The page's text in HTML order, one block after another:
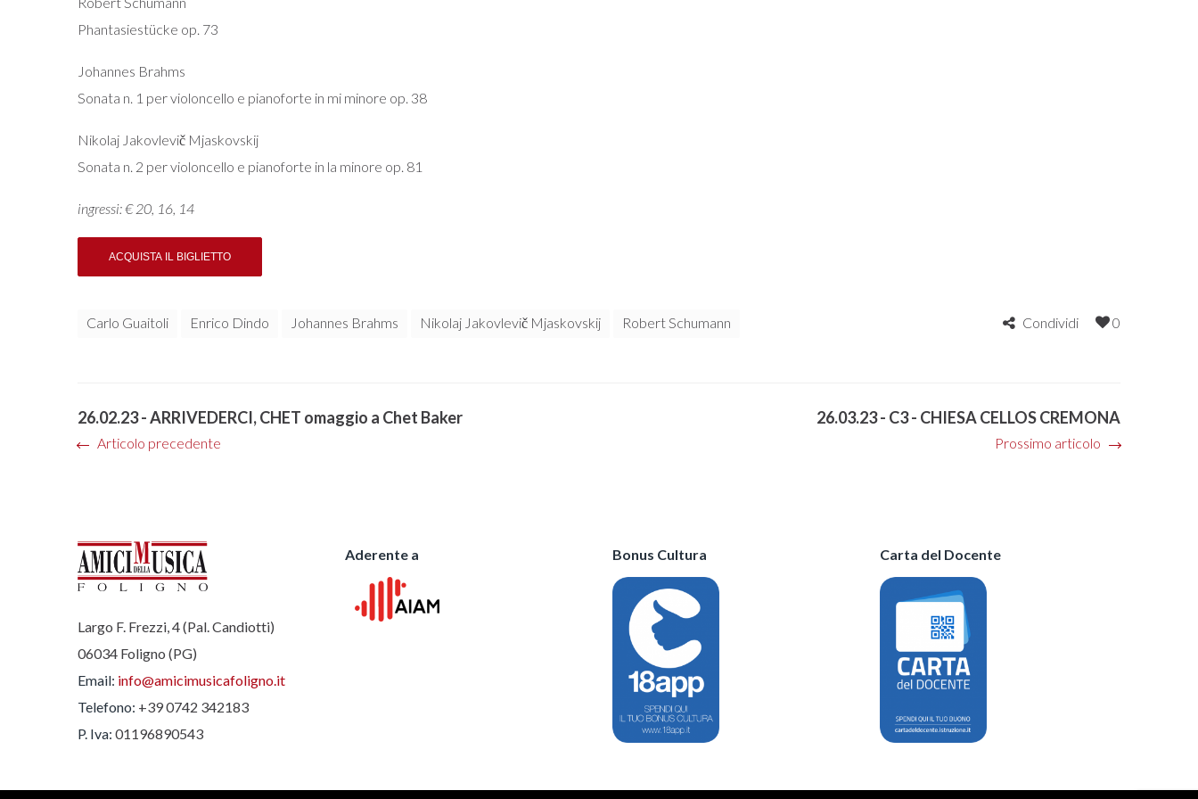
Phantasiestücke op. 73
Johannes Brahms
Sonata n. 1 per violoncello e pianoforte in mi minore op. 38
Nikolaj Jakovlevič Mjaskovskij
Sonata n. 2 per violoncello e pianoforte in la minore op. 81
ingressi: € 20, 16, 14
Carlo Guaitoli Enrico Dindo Johannes Brahms Nikolaj Jakovlevič Mjaskovskij Robert Schumann Condividi 0
26.02.23 - ARRIVEDERCI, CHET omaggio a Chet Baker
Articolo precedente
26.03.23 - C3 - CHIESA CELLOS CREMONA
Prossimo articolo
Largo F. Frezzi, 4 (Pal. Candiotti)
06034 Foligno (PG)
Email: info@amicimusicafoligno.it
Telefono: +39 0742 342183
P. Iva: 01196890543
Aderente a Bonus Cultura Carta del Docente